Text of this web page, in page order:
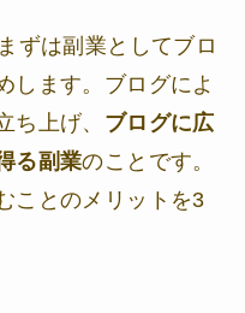
ずは副業としてブロ
します。ブログによ
ち上げ、 ブログに広
る副業のことです。
ことのメリットを3